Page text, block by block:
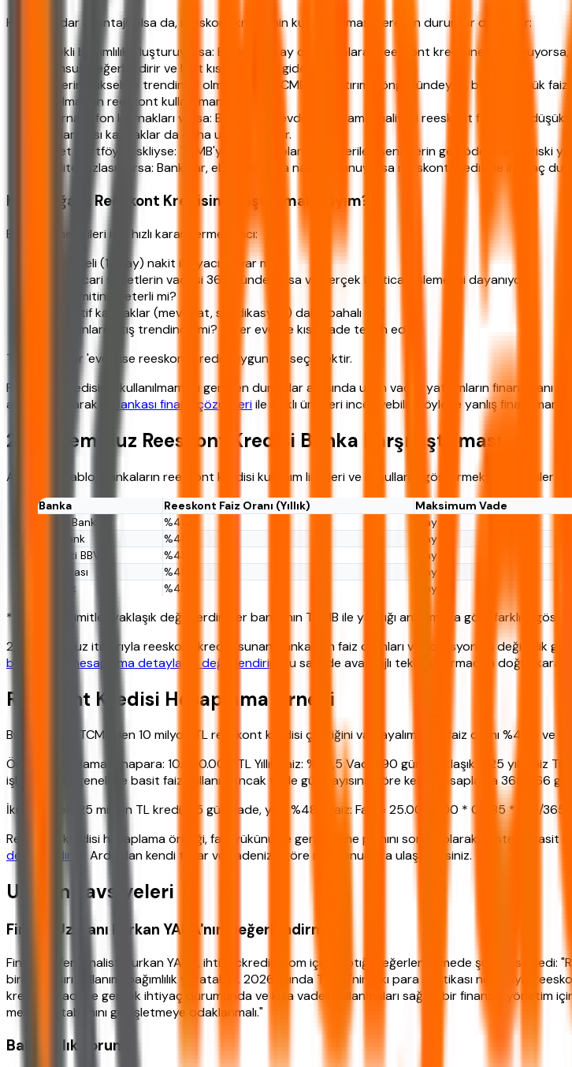
Her ne kadar avantajlı olsa da, reeskont kredisinin kullanılmaması gereken durumlar da vardır:
Sürekli bağımlılık oluşturuyorsa: Banka, her ay düzenli olarak reeskont kredisine
olumsuz değerlendirir ve limit kısıtlamasına gidebilir.
Faizlerin yükselme trendinde olması: Eğer TCMB faiz artırım döngüsündeyse, bugün düşük
yapılmadan reeskont kullanılmamalıdır.
Alternatif fon kaynakları varsa: Bankanın mevduat toplama maliyeti reeskont faizinden
uluslararası kaynaklar da daha uygun olabilir.
Senet portföyü riskliyse: TCMB'ye teminat olarak gösterilen senetlerin geri ödenmeme riski
Likidite fazlası varsa: Bankalar, ellerinde fazla nakit bulunuyorsa reeskont kredisine ihtiyaç
Karar Ağacı: Reeskont Kredisine Başvurmalı mıyım?
Banka yöneticileri için hızlı karar verme aracı:
Kısa vadeli (1-3 ay) nakit ihtiyacınız var mı?
Eldeki ticari senetlerin vadesi 360 günden kısa ve gerçek bir ticari işleme mi dayanıyor?
TCMB limitiniz yeterli mi?
Alternatif kaynaklar (mevduat, sendikasyon) daha pahalı mı?
Faiz oranları artış trendinde mi? (Eğer evetse kısa vade tercih edin)
Tüm cevaplar 'evet' ise reeskont kredisi uygun bir seçenektir.
Reeskont kredisinin kullanılmaması gereken durumlar arasında uzun vadeli yatırımların finansmanı
alternatif olarak
İş Bankası finans çözümleriile farklı ürünleri inceleyebilir. Böylece yanlış finansman
2026 Temmuz Reeskont Kredisi Banka Karşılaştırması
Aşağıdaki tablo, bankaların reeskont kredisi kullanım limitleri ve koşullarını göstermektedir. Veriler
Banka Reeskont Faiz Oranı (Yıllık) Maksimum Vade
Ziraat Bankası
%48,5 3 ay
Halkbank
%48,5 3 ay
Garanti BBVA
%48,5 3 ay
İş Bankası
%48,5 3 ay
Akbank
%48,5 3 ay
*Tablodaki limitler yaklaşık değerlerdir. Her bankanın TCMB ile yaptığı anlaşmaya göre farklılık
2026 Temmuz itibarıyla reeskont kredisi sunan bankaların faiz oranları ve komisyonları değişiklik
başvuru ve hesaplama detaylarını değerlendirin
. Bu sayede avantajlı teklifi kaçırmadan doğru
Reeskont Kredisi Hesaplama Örneği
Bir bankanın TCMB'den 10 milyon TL reeskont kredisi çektiğini varsayalım. Yıllık faiz oranı %48,5 ve
Örnek Hesaplama: Anapara: 10.000.000 TL Yıllık Faiz: %48,5 Vade: 90 gün (yaklaşık 0,25 yıl) Faiz
işlemlerinde genellikle basit faiz kullanır. Ancak vade gün sayısına göre kesin hesaplama 365/366
İkinci Örnek: 25 milyon TL kredi, 45 gün vade, yıllık %48,5 faiz: Faiz = 25.000.000 * 0,485 * (45/
Reeskont kredisi hesaplama örneği, faiz yükünü ve geri ödeme planını somut olarak gösterir. Basit
değerlendirin
. Ardından kendi tutar ve vadenize göre net sonuçlara ulaşabilirsiniz.
Uzman Tavsiyeleri
Finans Uzmanı Furkan YAKA'nın Değerlendirmesi
Finansal Veri Analisti Furkan YAKA, ihtiyackredisi.com için yaptığı değerlendirmede şunları söyledi:
birlikte, aşırı kullanımı bağımlılık yaratabilir. 2026 yılında TCMB'nin sıkı para politikası nedeniyle
kredisini sadece gerçek ihtiyaç durumunda ve kısa vadeli kullanmaları sağlıklı bir finansal yönetim
mevduat tabanını genişletmeye odaklanmalı."
Bankacılık Yorumu